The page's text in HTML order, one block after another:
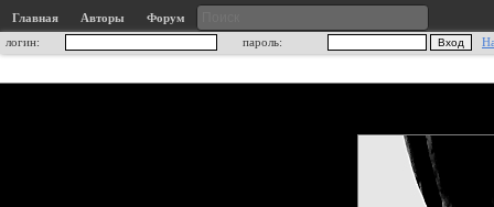
Главная Авторы
Форум
логин:
пароль: